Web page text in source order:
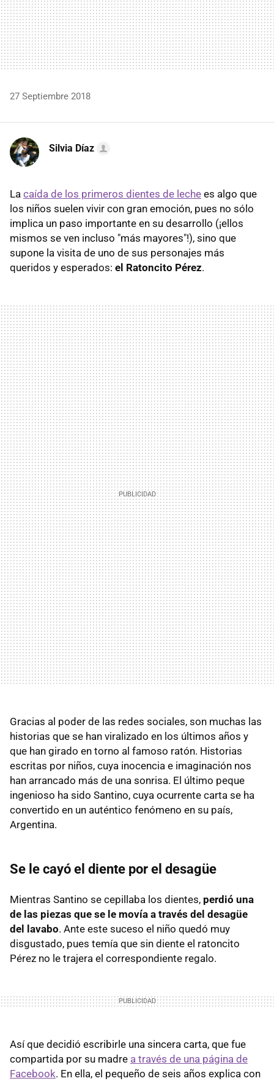
27 Septiembre 2018
Silvia Díaz
La caída de los primeros dientes de leche es algo que
los niños suelen vivir con gran emoción, pues no sólo
implica un paso importante en su desarrollo (¡ellos
mismos se ven incluso "más mayores"!), sino que
supone la visita de uno de sus personajes más
queridos y esperados: el Ratoncito Pérez.
Gracias al poder de las redes sociales, son muchas las
historias que se han viralizado en los últimos años y
que han girado en torno al famoso ratón. Historias
escritas por niños, cuya inocencia e imaginación nos
han arrancado más de una sonrisa. El último peque
ingenioso ha sido Santino, cuya ocurrente carta se ha
convertido en un auténtico fenómeno en su país,
Argentina.
Se le cayó el diente por el desagüe
Mientras Santino se cepillaba los dientes, perdió una
de las piezas que se le movía a través del desagüe
del lavabo. Ante este suceso el niño quedó muy
disgustado, pues temía que sin diente el ratoncito
Pérez no le trajera el correspondiente regalo.
Así que decidió escribirle una sincera carta, que fue
compartida por su madre a través de una página de
Facebook. En ella, el pequeño de seis años explica con